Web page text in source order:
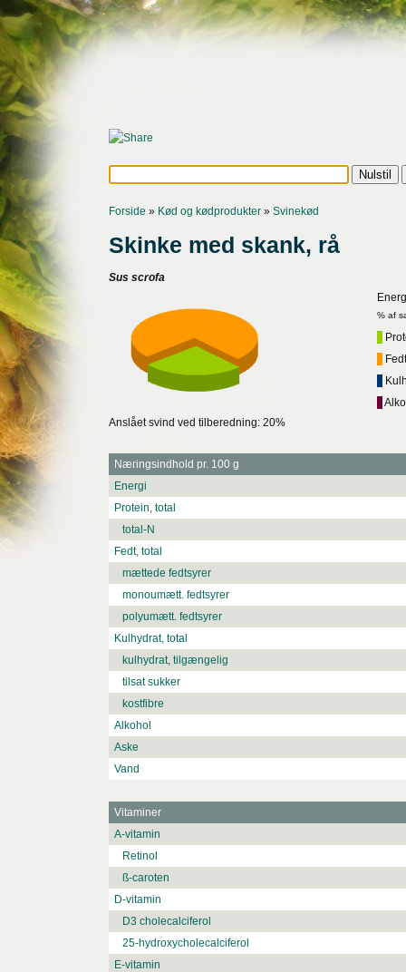
Forside » Kød og kødprodukter » Svinekød
Skinke med skank, rå
Sus scrofa
% af
Anslået svind ved tilberedning: 20%
Næringsindhold pr. 100 g
Energi
Protein, total
total-N
Fedt, total
mættede fedtsyrer
monoumætt. fedtsyrer
polyumætt. fedtsyrer
Kulhydrat, total
kulhydrat, tilgængelig
tilsat sukker
kostfibre
Alkohol
Aske
Vand
Vitaminer
A-vitamin
Retinol
ß-caroten
D-vitamin
D3 cholecalciferol
25-hydroxycholecalciferol
E-vitamin